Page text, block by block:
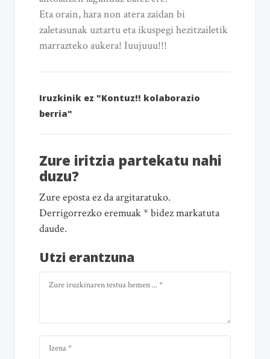
Eta orain, hara non atera zaidan bi
zaletasunak uztartu eta ikuspegi hezitzailetik
marrazteko aukera! Iuujuuu!!!
Iruzkinik ez "Kontuz!! kolaborazio
berria"
Zure iritzia partekatu nahi
duzu?
Zure eposta ez da argitaratuko.
Derrigorrezko eremuak * bidez markatuta
daude.
Utzi erantzuna